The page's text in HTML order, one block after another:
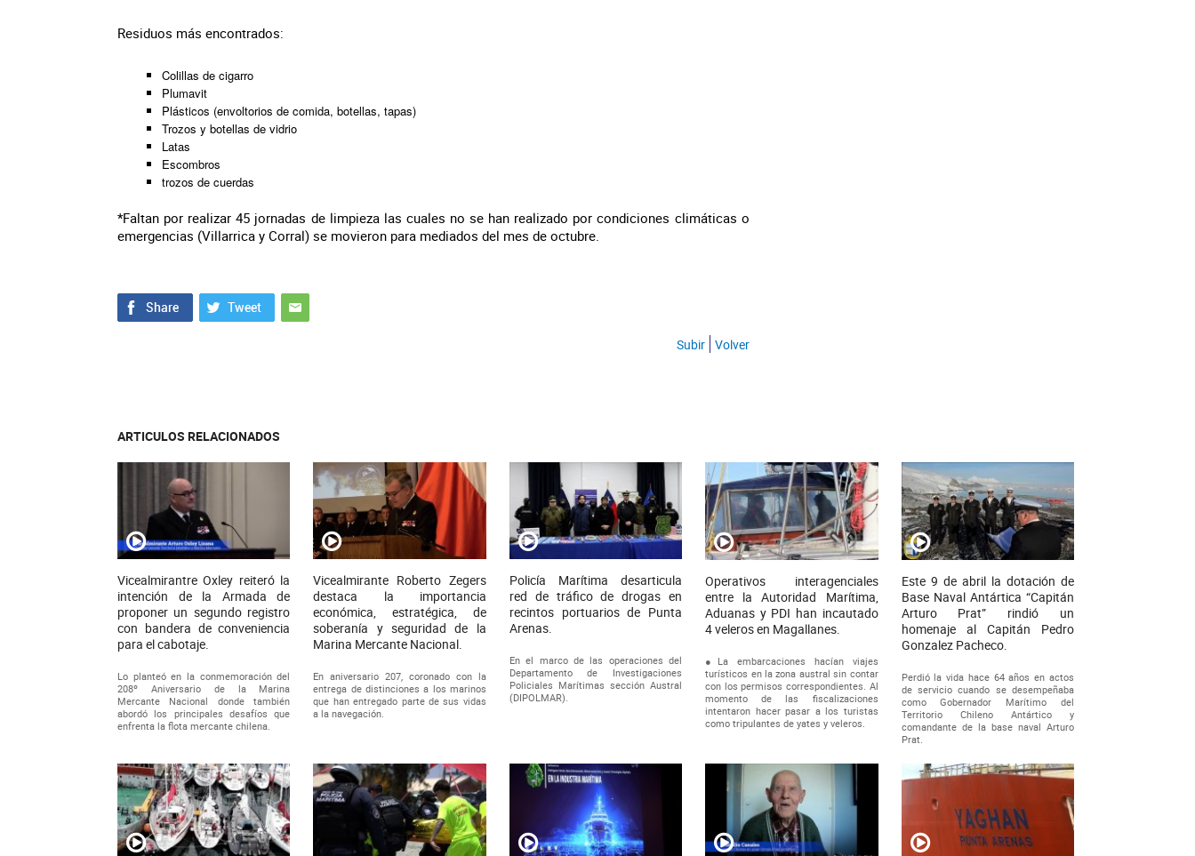
Residuos más encontrados:
Colillas de cigarro
Plumavit
Plásticos (envoltorios de comida, botellas, tapas)
Trozos y botellas de vidrio
Latas
Escombros
trozos de cuerdas
*Faltan por realizar 45 jornadas de limpieza las cuales no se han realizado por condiciones climáticas o
emergencias (Villarrica y Corral) se movieron para mediados del mes de octubre.
Subir Volver
ARTICULOS RELACIONADOS
Vicealmirantre Oxley reiteró la
intención de la Armada de
proponer un segundo registro
con bandera de conveniencia
para el cabotaje.
Lo planteó en la conmemoración del
208º Aniversario de la Marina
Mercante Nacional donde también
abordó los principales desafíos que
enfrenta la flota mercante chilena.
Vicealmirante Roberto Zegers
destaca la importancia
económica, estratégica, de
soberanía y seguridad de la
Marina Mercante Nacional.
En aniversario 207, coronado con la
entrega de distinciones a los marinos
que han entregado parte de sus vidas
a la navegación.
Policía Marítima desarticula
red de tráfico de drogas en
recintos portuarios de Punta
Arenas.
En el marco de las operaciones del
Departamento de Investigaciones
Policiales Marítimas sección Austral
(DIPOLMAR).
Operativos interagenciales
entre la Autoridad Marítima,
Aduanas y PDI han incautado
4 veleros en Magallanes.
●La embarcaciones hacían viajes
turísticos en la zona austral sin contar
con los permisos correspondientes. Al
momento de las fiscalizaciones
intentaron hacer pasar a los turistas
como tripulantes de yates y veleros.
Este 9 de abril la dotación de
Base Naval Antártica “Capitán
Arturo Prat” rindió un
homenaje al Capitán Pedro
Gonzalez Pacheco.
Perdió la vida hace 64 años en actos
de servicio cuando se desempeñaba
como Gobernador Marítimo del
Territorio Chileno Antártico y
comandante de la base naval Arturo
Prat.